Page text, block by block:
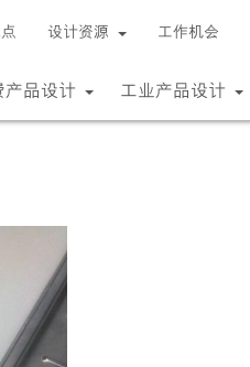
设计资源 工作机会
产品设计 工业产品设计